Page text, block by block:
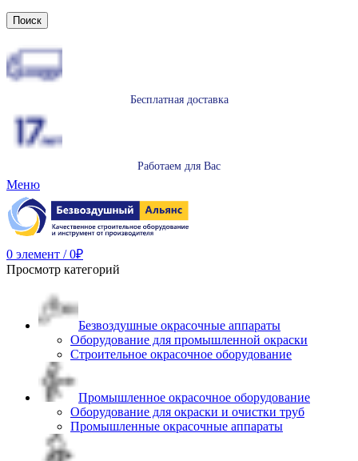
Поиск
Бесплатная доставка
Работаем для Вас
Меню
0 элемент / 0₽
Просмотр категорий
Безвоздушные окрасочные аппараты
Оборудование для промышленной окраски
Строительное окрасочное оборудование
Промышленное окрасочное оборудование
Оборудование для окраски и очистки труб
Промышленные окрасочные аппараты